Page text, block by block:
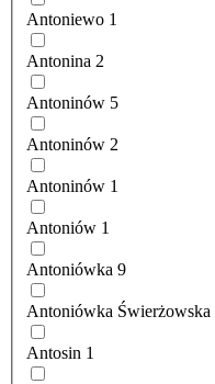
Antoniewo 1
Antonina 2
Antoninów 5
Antoninów 2
Antoninów 1
Antoniów 1
Antoniówka 9
Antoniówka Świerżowska
Antosin 1